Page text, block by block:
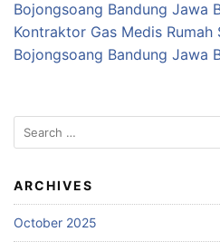
Bojongsoang Bandung Jawa
Kontraktor Gas Medis Rumah
Bojongsoang Bandung Jawa
Search
for:
ARCHIVES
October 2025